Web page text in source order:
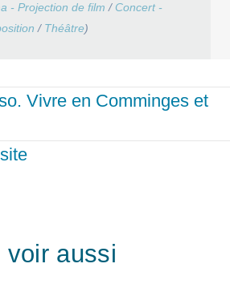
- Projection de film / Concert -
/ Théâtre)
Vivre en Comminges et
voir aussi